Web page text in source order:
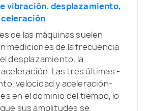
vibración, desplazamiento,
de las máquinas suelen
mediciones de la frecuencia
desplazamiento, la
Las tres últimas -
velocidad y aceleración-
en el dominio del tiempo, lo
sus amplitudes se